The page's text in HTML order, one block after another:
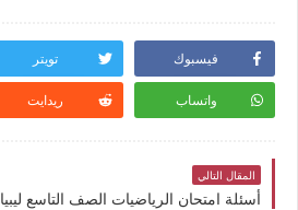
فيسبوك تويتر
واتساب ريدايت
المقال التالي
أسئلة امتحان الرياضيات الصف التاسع ليبيا 2026 (المتوقعة)